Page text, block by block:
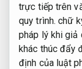
trực tiếp trên
quy trình. chữ
pháp lý khi giả
khác thúc đẩy
định của luật